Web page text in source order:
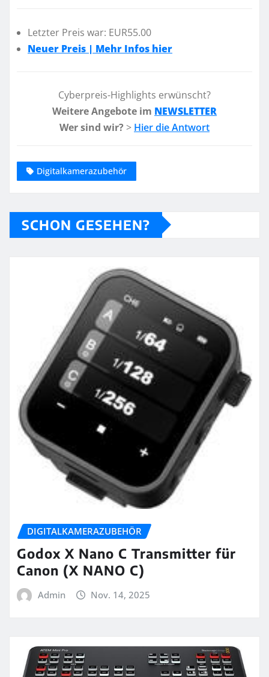
Letzter Preis war: EUR55.00
Neuer Preis | Mehr Infos hier
Cyberpreis-Highlights erwünscht?
Weitere Angebote im NEWSLETTER
Wer sind wir? > Hier die Antwort
Digitalkamerazubehör
SCHON GESEHEN?
DIGITALKAMERAZUBEHÖR
Godox X Nano C Transmitter für
Canon (X NANO C)
Admin Nov. 14, 2025